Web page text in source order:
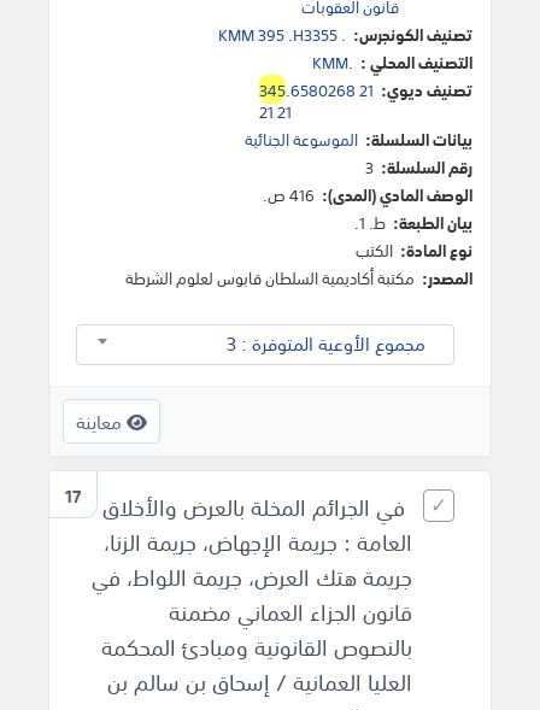
قانون العقوبات
تصنيف الكونجرس: KMM 395 .H3355 .
التصنيف المحلي : KMM.
تصنيف ديوي:
345.6580268 21
21 21
بيانات السلسلة: الموسوعة الجنائية
رقم السلسلة: 3
الوصف المادي (المدى): 416 ص.
بيان الطبعة: ط. 1.
نوع المادة: الكتب
المصدر: مكتبة أكاديمية السلطان قابوس لعلوم الشرطة
مجموع الأوعية المتوفرة : 3
معاينة
17
في الجرائم المخلة بالعرض والأخلاق
العامة : جريمة الإجهاض، جريمة الزنا،
جريمة هتك العرض، جريمة اللواط، في
قانون الجزاء العماني مضمنة
بالنصوص القانونية ومبادئ المحكمة
العليا العمانية / إسحاق بن سالم بن